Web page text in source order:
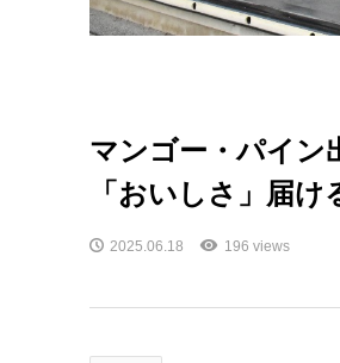
マンゴー・パイ
「おいしさ」届け
2025.06.18 196 views